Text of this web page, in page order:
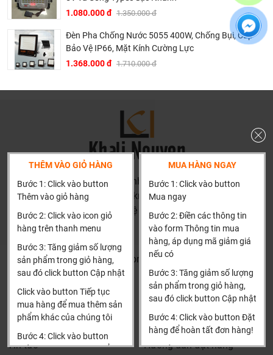
Thông số kỹ thuật đèn gỗ thả Sunny DT15
Đui đèn: E27
Kích thước: 230x230x300 (mm)
Điện áp: AC220V/50Hz
Phù hợp với các loại bóng đèn tiết kiệm năng lượng hoặc
Bảo hành: 2 năm, lỗi 1 đổi 1
Khali Nguyễn
Cam kết sản phẩm chính hãng 100%
Chất lượng vượt trội: Mỗi sản phẩm đều được chế tác tỉ
mỉ từ những nguyên liệu gỗ tự nhiên.
Thiết kế độc đáo: Đèn gỗ Sunny có tính thẩm mỹ cao,
giúp tạo nên không gian sống ấm áp và sang trọng.
Dịch vụ chăm sóc khách hàng chuyên nghiệp: Đội ngũ
nhân viên sẵn sàng hỗ trợ tư vấn và giải đáp mọi thắc
Cam kết bảo vệ môi trường: Sản phẩm thân thiện với môi
1.080.000 đ 1.350.000 đ
Đèn Pha Chống Nước 5055 400W, Chống Bụi, Cấp
Bảo Vệ IP66, Mặt Kính Cường Lực
1.368.000 đ 1.710.000 đ
THÊM VÀO GIỎ HÀNG
Bước 1: Click vào button
Thêm vào giỏ hàng
Bước 2: Click vào icon giỏ
hàng trên thanh menu
Bước 3: Tăng giảm số lượng
sản phẩm trong giỏ hàng,
sau đó click button Cập nhật
Click vào button Tiếp tục
mua hàng để mua thêm sản
phẩm khác của chúng tôi
Bước 4: Click vào button
Tiến hành thanh toán để
MUA HÀNG NGAY
Bước 1: Click vào button
Mua ngay
Bước 2: Điền các thông tin
vào form Thông tin mua
hàng, áp dụng mã giảm giá
nếu có
Bước 3: Tăng giảm số lượng
sản phẩm trong giỏ hàng,
sau đó click button Cập nhật
Bước 4: Click vào button Đặt
hàng để hoàn tất đơn hàng!
Xin cảm ơn khách hàng!!!
HN: số 160 đường Văn Minh, Di Trạch, Hoài Đức, Hà Nội
(Cách đại học công nghiệp 1 km)
HCM và các tỉnh khác: Liên hệ hotline để được hướng dẫn
đặt hàng
Khalinguyen.vn@gmail.com
0904501766
Thông tin
Tìm đại lý & Hợp tác
Tin tức
Thông tin thêm
Hướng dẫn mua hàng
Hướng dẫn đặt hàng